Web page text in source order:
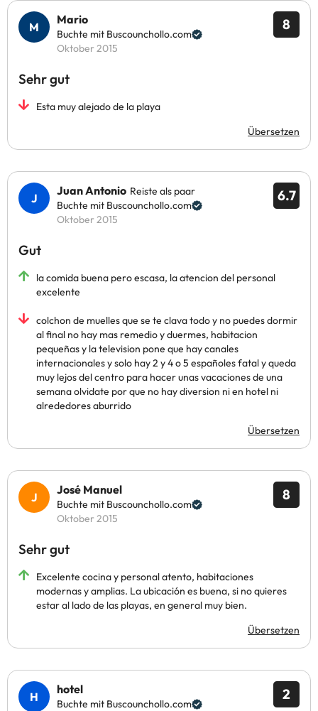
8
Mario
Buchte mit Buscounchollo.com
Oktober 2015
Sehr gut
Esta muy alejado de la playa
Übersetzen
6.7
Juan Antonio Reiste als paar
Buchte mit Buscounchollo.com
Oktober 2015
Gut
la comida buena pero escasa, la atencion del personal
excelente
colchon de muelles que se te clava todo y no puedes dormir
al final no hay mas remedio y duermes, habitacion
pequeñas y la television pone que hay canales
internacionales y solo hay 2 y 4 o 5 españoles fatal y queda
muy lejos del centro para hacer unas vacaciones de una
semana olvidate por que no hay diversion ni en hotel ni
alrededores aburrido
Übersetzen
8
José Manuel
Buchte mit Buscounchollo.com
Oktober 2015
Sehr gut
Excelente cocina y personal atento, habitaciones
modernas y amplias. La ubicación es buena, si no quieres
estar al lado de las playas, en general muy bien.
Übersetzen
2
hotel
Buchte mit Buscounchollo.com